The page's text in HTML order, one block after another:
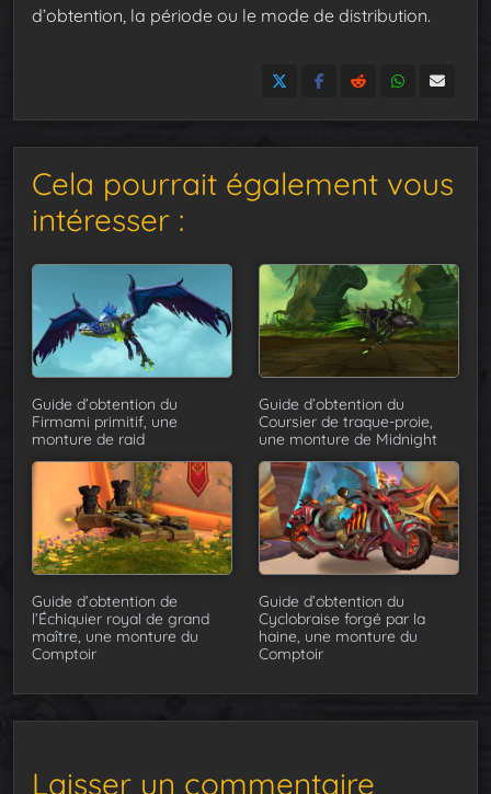
d’obtention, la période ou le mode de distribution.
Cela pourrait également vous
intéresser :
Guide d’obtention du
Firmami primitif, une
monture de raid
Guide d’obtention du
Coursier de traque-proie,
une monture de Midnight
Guide d’obtention de
l’Échiquier royal de grand
maître, une monture du
Comptoir
Guide d’obtention du
Cyclobraise forgé par la
haine, une monture du
Comptoir
Laisser un commentaire